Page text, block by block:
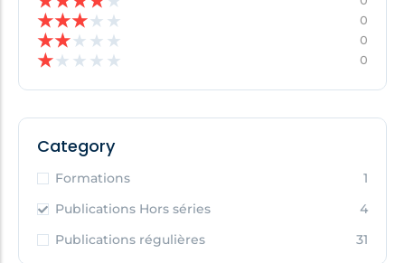
★★★★ ★ 0
★★★ ★ ★ 0
★★ ★ ★ ★ 0
Category
Formations
1
Publications Hors séries
4
Publications régulières
31